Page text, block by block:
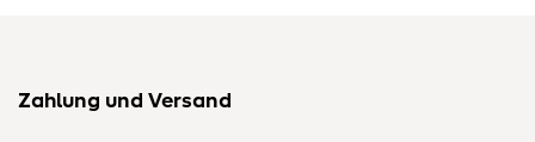
Zahlung und Versand